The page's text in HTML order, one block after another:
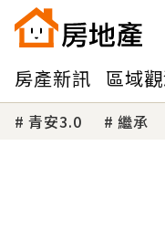
房產新訊 區域
青安3.0 繼承